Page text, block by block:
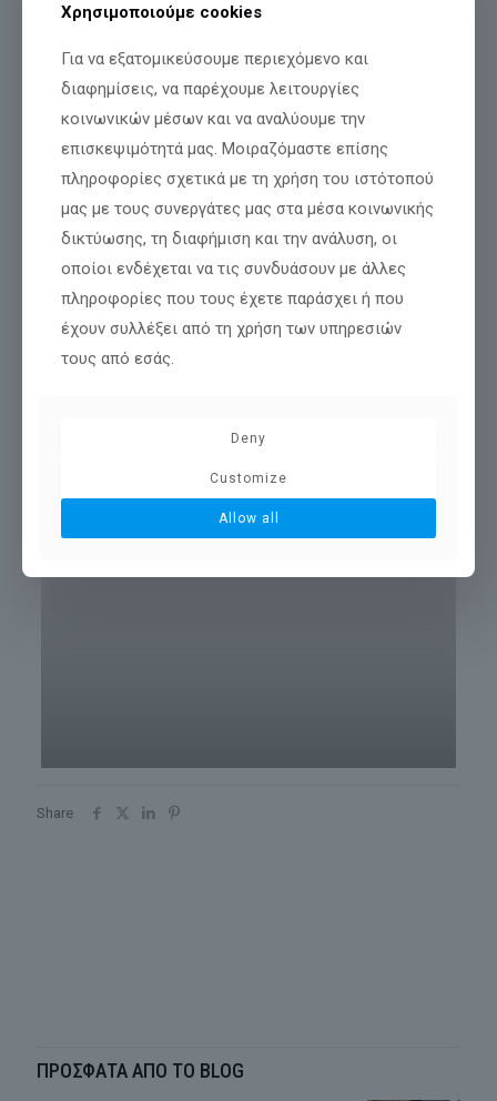
Εφαρμογή Blueshield PmB
Ζαμάνου 1
Εφαρμογή Blueshield PmB
Ζαμάνου 1
blueshield
Share
ΠΡΟΣΦΑΤΑ ΑΠΟ ΤΟ BLOG
Χρησιμοποιούμε cookies
Για να εξατομικεύσουμε περιεχόμενο και
διαφημίσεις, να παρέχουμε λειτουργίες
κοινωνικών μέσων και να αναλύουμε την
επισκεψιμότητά μας. Μοιραζόμαστε επίσης
πληροφορίες σχετικά με τη χρήση του ιστότοπού
μας με τους συνεργάτες μας στα μέσα κοινωνικής
δικτύωσης, τη διαφήμιση και την ανάλυση, οι
οποίοι ενδέχεται να τις συνδυάσουν με άλλες
πληροφορίες που τους έχετε παράσχει ή που
έχουν συλλέξει από τη χρήση των υπηρεσιών
τους από εσάς.
Deny
Customize
Allow all